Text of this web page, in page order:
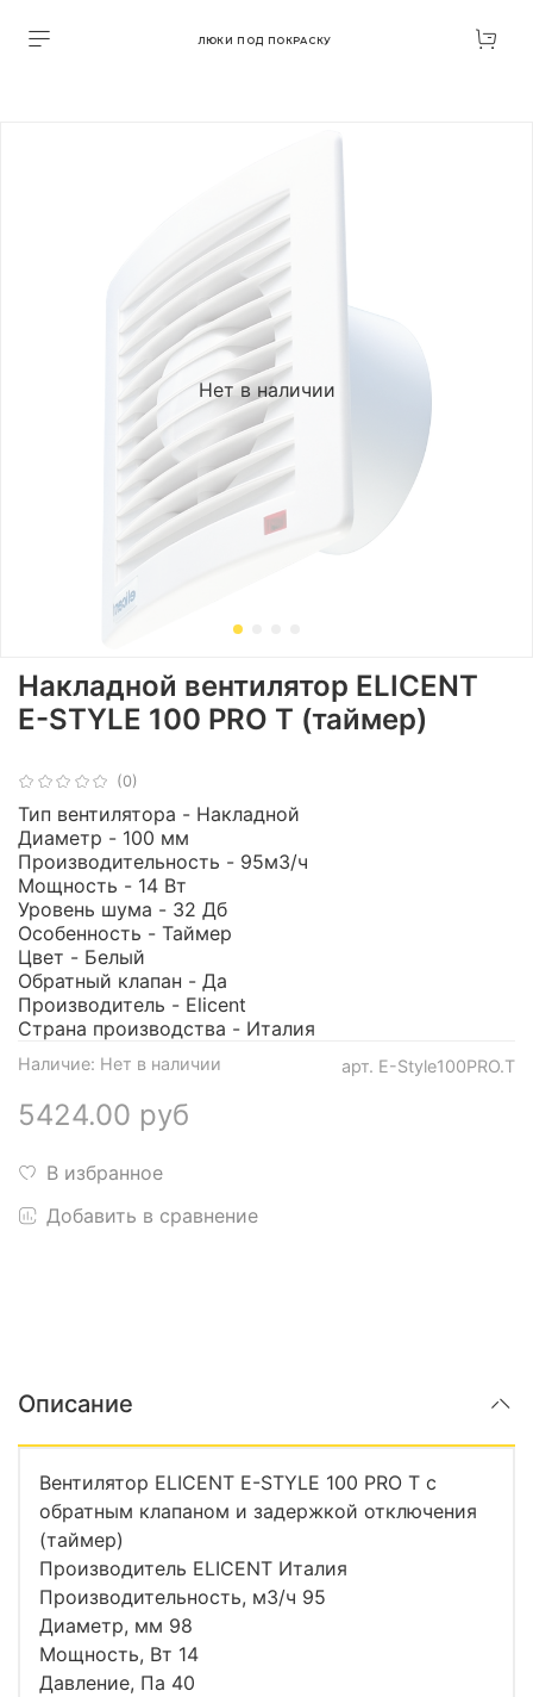
ЛЮКИ ПОД ПОКРАСКУ
Нет в наличии
(0)
арт. E-Style100PRO.Т
Наличие: Нет в наличии
Накладной вентилятор ELICENT
E-STYLE 100 PRO Т (таймер)
5424.00 руб
В избранное
Добавить в сравнение
Тип вентилятора - Накладной
Диаметр - 100 мм
Производительность - 95м3/ч
Мощность - 14 Вт
Уровень шума - 32 Дб
Особенность - Таймер
Цвет - Белый
Обратный клапан - Да
Производитель - Elicent
Страна производства - Италия
Описание
Вентилятор ELICENT E-STYLE 100 PRO Т с
обратным клапаном и задержкой отключения
(таймер)
Производитель ELICENT Италия
Производительность, м3/ч 95
Диаметр, мм 98
Мощность, Вт 14
Давление, Па 40